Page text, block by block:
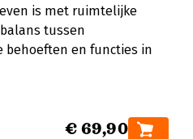
is met ruimtelijke
tussen
en functies in
€ 69,90